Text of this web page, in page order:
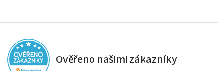
Ověřeno našimi zákazníky